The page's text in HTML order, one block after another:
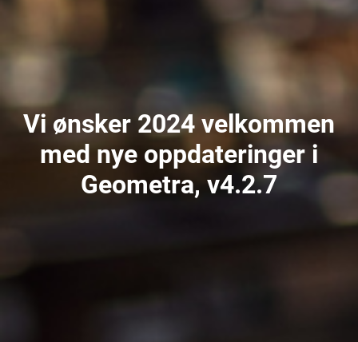
Vi ønsker 2024 velkommen
med nye oppdateringer i
Geometra, v4.2.7